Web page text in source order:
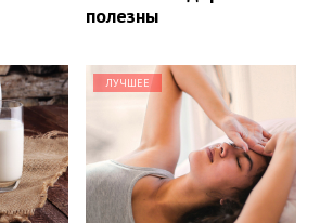
полезны
ЛУЧШЕЕ